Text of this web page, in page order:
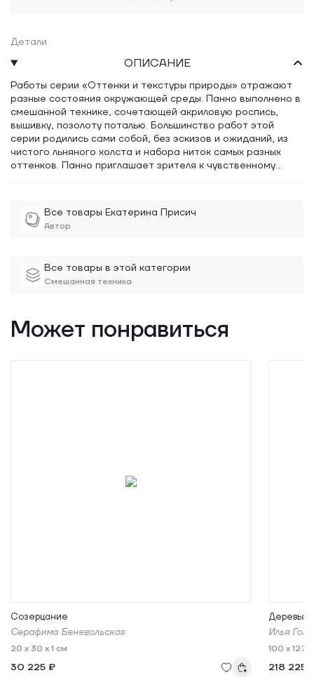
Все товары Екатерина Присич
Автор
Все товары в этой категории
Смешанная техника
Детали
ОПИСАНИЕ
Работы серии «Оттенки и текстуры природы» отражают
разные состояния окружающей среды. Панно выполнено в
смешанной технике, сочетающей акриловую роспись,
вышивку, позолоту поталью. Большинство работ этой
серии родились сами собой, без эскизов и ожиданий, из
чистого льняного холста и набора ниток самых разных
оттенков. Панно приглашает зрителя к чувственному
Может понравиться
Созерцание
Серафима Беневольская
20 x 30 x 1 см
30 225 ₽
Деревья
Илья
100 x
218 225